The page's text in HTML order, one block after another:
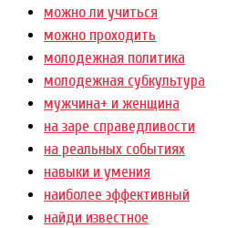
можно ли учиться
можно проходить
молодежная политика
молодежная субкультура
мужчина+ и женщина
на заре справедливости
на реальных событиях
навыки и умения
наиболее эффективный
найди известное